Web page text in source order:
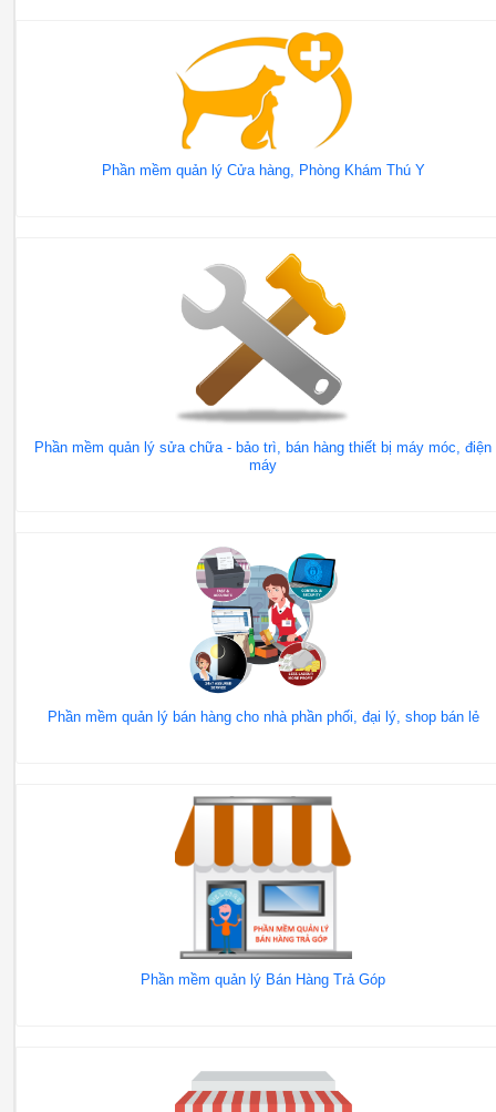
Phần mềm quản lý Cửa hàng, Phòng Khám Thú Y
Phần mềm quản lý sửa chữa - bảo trì, bán hàng thiết bị máy móc, điện
máy
Phần mềm quản lý bán hàng cho nhà phần phối, đại lý, shop bán lẻ
Phần mềm quản lý Bán Hàng Trả Góp